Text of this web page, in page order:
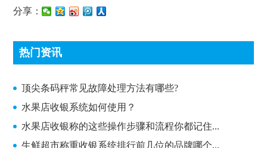
分享：
热门资讯
顶尖条码秤常见故障处理方法有哪些?
顶尖条码秤常见故障处理方法有哪些?
水果店收银系统如何使用？
水果店收银称的这些操作步骤和流程你都记住...
生鲜超市称重收银系统排行前几位的品牌哪个...